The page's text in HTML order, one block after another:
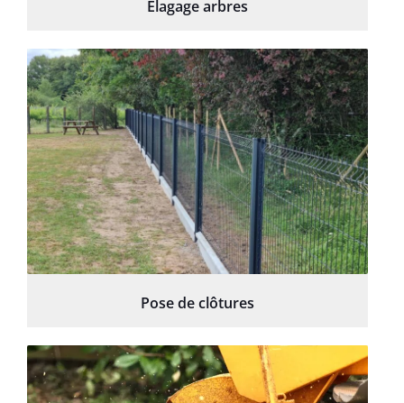
Élagage arbres
Pose de clôtures